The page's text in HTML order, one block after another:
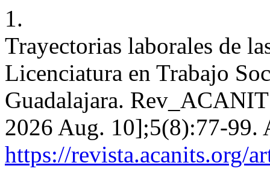
1.
Trayectorias laborales de
Licenciatura en Trabajo
Guadalajara.
2026 Aug. 10];5(8):77-99.
https://revista.acanits.org/